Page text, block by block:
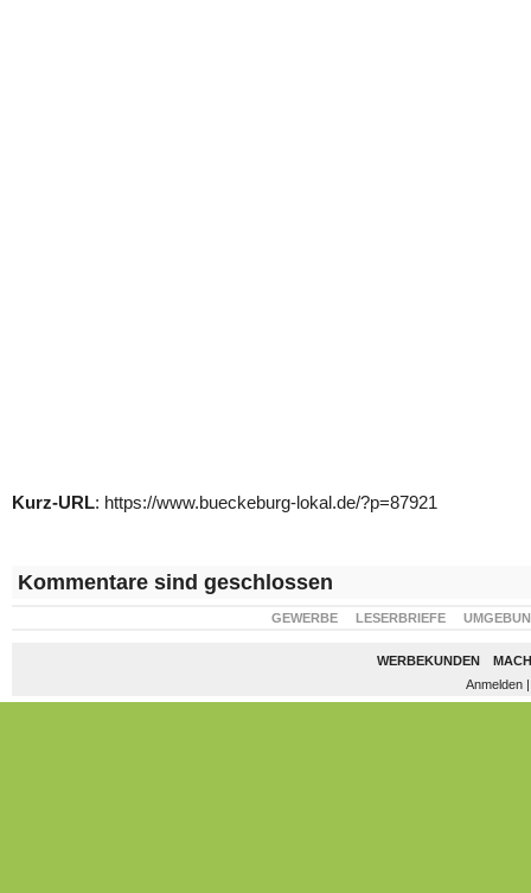
Kurz-URL: https://www.bueckeburg-lokal.de/?p=87921
Kommentare sind geschlossen
GEWERBE LESERBRIEFE
WERBEKUNDEN
Anmelden|